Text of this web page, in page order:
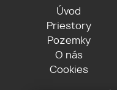
Úvod
Priestory
Pozemky
O nás
Cookies